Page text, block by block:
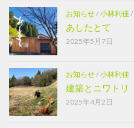
お知らせ/小林利佳/
あしたとて
2025年5月7日
お知らせ/小林利佳
建築とニワトリ
2025年4月2日